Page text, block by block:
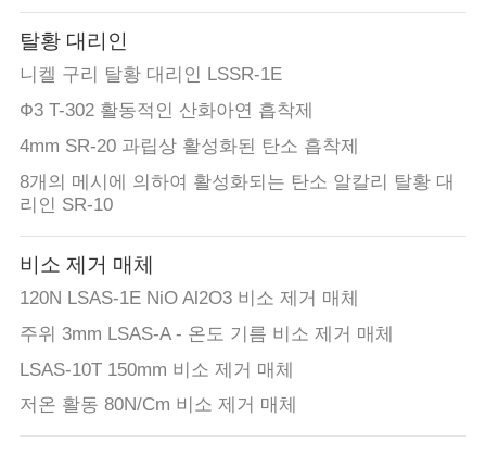
탈황 대리인
니켈 구리 탈황 대리인 LSSR-1E
Ф3 T-302 활동적인 산화아연 흡착제
4mm SR-20 과립상 활성화된 탄소 흡착제
8개의 메시에 의하여 활성화되는 탄소 알칼리 탈황 대
리인 SR-10
비소 제거 매체
120N LSAS-1E NiO Al2O3 비소 제거 매체
주위 3mm LSAS-A - 온도 기름 비소 제거 매체
LSAS-10T 150mm 비소 제거 매체
저온 활동 80N/Cm 비소 제거 매체